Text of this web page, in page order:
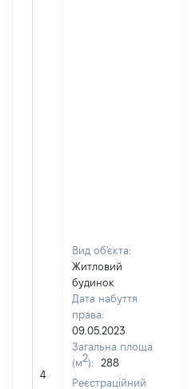
4
Вид об'єкта:
Житловий
будинок
Дата набуття
права:
09.05.2023
Загальна площа
(м2):
288
Реєстраційний